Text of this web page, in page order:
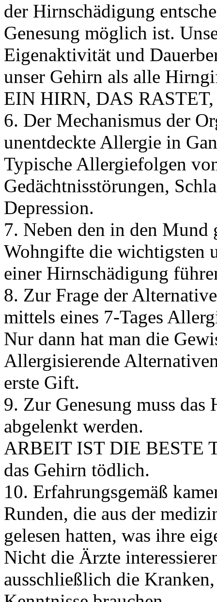
der Hirnschädigung
Genesung möglich ist.
Eigenaktivität und
unser Gehirn als alle
EIN HIRN, DAS
6. Der Mechanismus der
unentdeckte Allergie in
Typische Allergiefolgen
Gedächtnisstörungen,
Depression.
7. Neben den in den
Wohngifte die wichtigsten
einer Hirnschädigung
8. Zur Frage der
mittels eines 7-Tages
Nur dann hat man die
Allergisierende
erste Gift.
9. Zur Genesung muss
abgelenkt werden.
ARBEIT IST DIE BESTE
das Gehirn tödlich.
10. Erfahrungsgemäß
Runden, die aus der
gelesen hatten, was ihre
Nicht die Ärzte
ausschließlich die